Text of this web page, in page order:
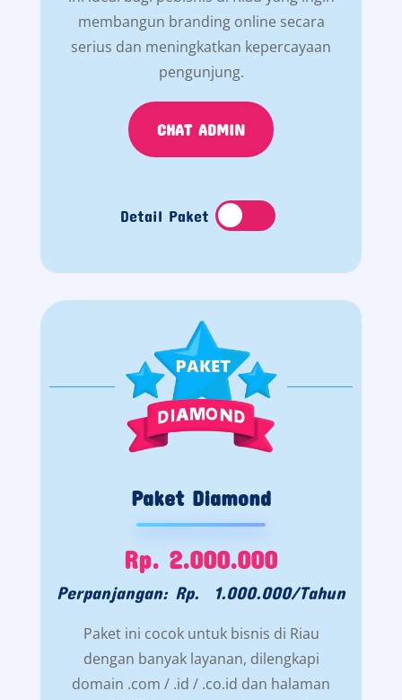
membangun branding online secara
serius dan meningkatkan kepercayaan
pengunjung.
CHAT ADMIN
Detail Paket
Paket Diamond
Rp. 2.000.000
Perpanjangan: Rp. 1.000.000/Tahun
Paket ini cocok untuk bisnis di Riau
dengan banyak layanan, dilengkapi
domain .com / .id / .co.id dan halaman